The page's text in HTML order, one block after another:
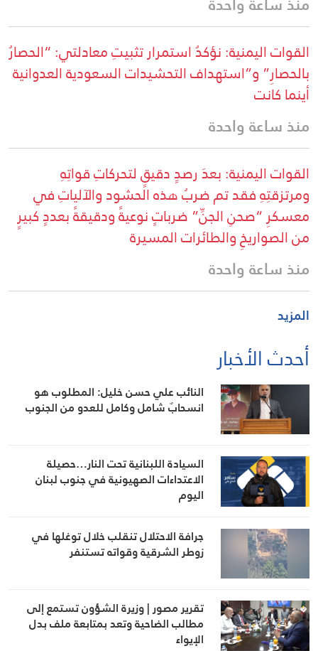
القوات اليمنية: نؤكدُ استمرار تثبيتِ معادلتي: “الحصارُ
بالحصارِ” و”استهداف التحشيدات السعودية العدوانية
أينما كانت
منذ ساعة واحدة
القوات اليمنية: بعدَ رصدٍ دقيقٍ لتحركاتِ قواتِهِ
ومرتزقتِهِ فقد تم ضربُ هذه الحشود والآلياتِ في
معسكرِ “صحنِ الجنِّ” ضرباتٍ نوعيةً ودقيقةً بعددٍ كبيرٍ
من الصواريخِ والطائرات المسيرة
منذ ساعة واحدة
المزيد
أحدث الأخبار
النائب علي حسن خليل: المطلوب هو
انسحابٌ شامل وكامل للعدو من الجنوب
السيادة اللبنانية تحت النار…حصيلة
الاعتداءات الصهيونية في جنوب لبنان
اليوم
جرافة الاحتلال تنقلب خلال توغلها في
زوطر الشرقية وقواته تستنفر
تقرير مصور | وزيرة الشؤون تستمع إلى
مطالب الضاحية وتعد بمتابعة ملف بدل
الإيواء